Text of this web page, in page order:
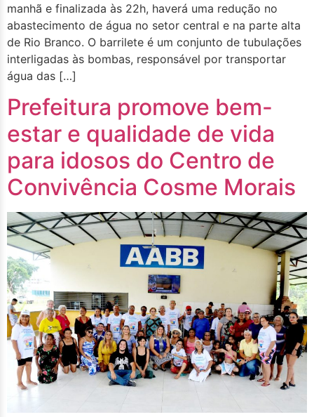
manhã e finalizada às 22h, haverá uma redução no
abastecimento de água no setor central e na parte alta
de Rio Branco. O barrilete é um conjunto de tubulações
interligadas às bombas, responsável por transportar
água das […]
Prefeitura promove bem-
estar e qualidade de vida
para idosos do Centro de
Convivência Cosme Morais